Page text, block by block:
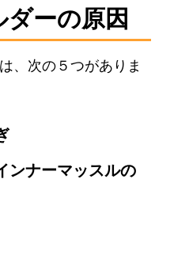
ーの原因
、次の５つがありま
ンナーマッスルの